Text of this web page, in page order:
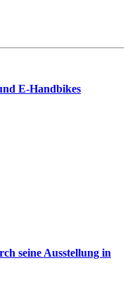
E-Handbikes
seine Ausstellung in